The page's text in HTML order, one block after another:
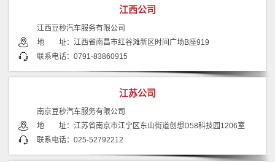
江西公司
江西豆秒汽车服务有限公司
地 址：江西省南昌市红谷滩新区时间广场B座919
联系电话：0791-83860915
江苏公司
南京豆秒汽车服务有限公司
地 址：江苏省南京市江宁区东山街道创想D58科技园1206室
联系电话：025-52792212